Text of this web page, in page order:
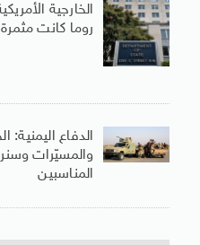
الخارجية
روما كانت مثمرة
الدفاع
والمسيّرات
المناسبين